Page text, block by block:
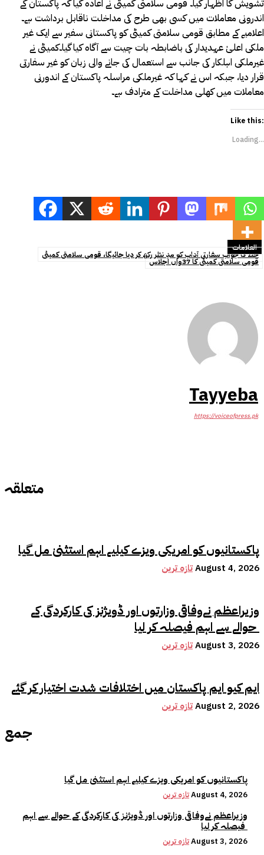
متعلقہ
پاکستانیوں کو امریکی ویزے کیلیے اہم استثنیٰ مل گیا
تازہ ترینAugust 4, 2026
وزیراعظم نےوفاقی وزارتوں اور ڈویژنز کی کارکردگی کے
حوالے سے اہم فیصلہ کر لیا
تازہ ترینAugust 3, 2026
ایم کیو ایم پاکستان میں اختلافات شدت اختیار کر گئے
تازہ ترینAugust 2, 2026
جمع
پاکستانیوں کو امریکی ویزے کیلیے اہم استثنیٰ مل گیا
تازہ ترینAugust 4, 2026
وزیراعظم نےوفاقی وزارتوں اور ڈویژنز کی کارکردگی کے حوالے سے اہم
تازہ ترینAugust 3, 2026
تشویش کا اظہار کیا۔ قومی سلامتی کمیٹی نے اعادہ کیا کہ پاکستان کے
اندرونی معاملات میں کسی بھی طرح کی مداخلت ناقابل برداشت ہے۔
اعلامیے کے مطابق قومی سلامتی کمیٹی کو پاکستانی سفیر سے ایک غیر
ملکی اعلیٰ عہدیدار کی باضابطہ بات چیت سے آگاہ کیا گیا۔کمیٹی نے
غیرملکی اہلکار کی جانب سے استعمال کی جانے والی زبان کو غیر سفارتی
قرار دیا، جبکہ اس نے کہا کہ غیرملکی مراسلہ پاکستان کے اندورنی
معاملات میں کھلی مداخلت کے مترادف ہے۔
Like this:
Loading...
العلامات
خط کا جواب سفارتی آداب کو مدِ نظر رکھ کر دیا جائیگا، قومی سلامتی کمیٹی
قومی سلامتی کمیٹی کا 37واں اجلاس
Tayyeba
https://voiceofpress.pk